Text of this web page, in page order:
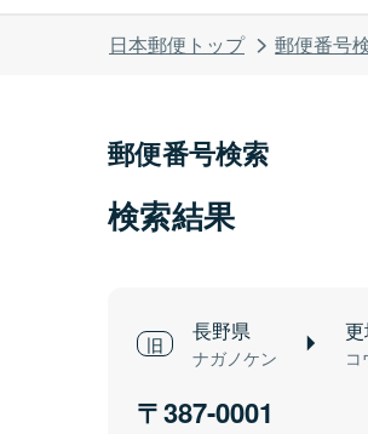
日本郵便トップ 郵便番号
郵便番号検索
検索結果
長野県
ナガノケン コ
387-0001